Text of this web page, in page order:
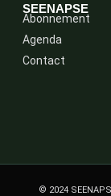
SEENAPSE
Abonnement
Agenda
Contact
© 2024